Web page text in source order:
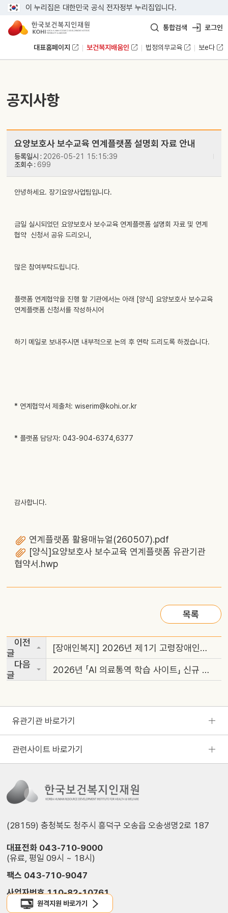
이 누리집은 대한민국 공식 전자정부 누리집입니다.
대표홈페이지 보건복지배움인 법정의무교육 보e다
통합검색 로그인
공지사항
요양보호사 보수교육 연계플랫폼 설명회 자료 안내
등록일시 : 2026-05-21 15:15:39
조회수 : 699
안녕하세요. 장기요양사업팀입니다.
금일 실시되었던 요양보호사 보수교육 연계플랫폼 설명회 자료 및 연계
협약 신청서 공유 드리오니,
많은 참여부탁드립니다.
플랫폼 연계협약을 진행 할 기관에서는 아래 [양식] 요양보호사 보수교육
연계플랫폼 신청서를 작성하시어
하기 메일로 보내주시면 내부적으로 논의 후 연락 드리도록 하겠습니다.
* 연계협약서 제출처: wiserim@kohi.or.kr
* 플랫폼 담당자: 043-904-6374,6377
감사합니다.
연계플랫폼 활용매뉴얼(260507).pdf
[양식]요양보호사 보수교육 연계플랫폼 유관기관
협약서.hwp
목록
이전
글
[장애인복지] 2026년 제1기 고령장애인지원심화과정 교육생 모집안내(~6.5.까지 신청)
다음
글
2026년 「AI 의료통역 학습 사이트」 신규 오픈 및 링크 안내
유관기관 바로가기
관련사이트 바로가기
(28159) 충청북도 청주시 흥덕구 오송읍 오송생명2로 187
대표전화 043-710-9000
(유료, 평일 09시 ~ 18시)
팩스 043-710-9047
사업자번호 110-82-10761
원격지원 바로가기